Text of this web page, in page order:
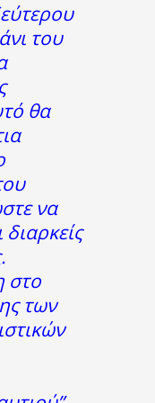
του
θα
να
στο
των